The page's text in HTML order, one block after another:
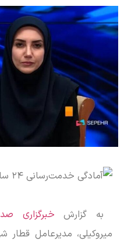
به گزارش خبرگزاری
میروکیلی، مدیرعامل